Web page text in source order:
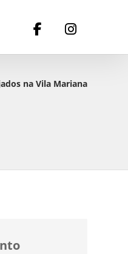
na Vila Mariana